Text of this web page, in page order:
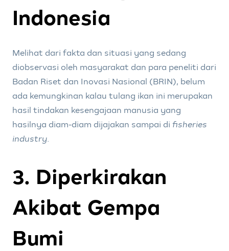
Indonesia
Melihat dari fakta dan situasi yang sedang
diobservasi oleh masyarakat dan para peneliti dari
Badan Riset dan Inovasi Nasional (BRIN), belum
ada kemungkinan kalau tulang ikan ini merupakan
hasil tindakan kesengajaan manusia yang
hasilnya diam-diam dijajakan sampai di fisheries
industry.
3. Diperkirakan
Akibat Gempa
Bumi